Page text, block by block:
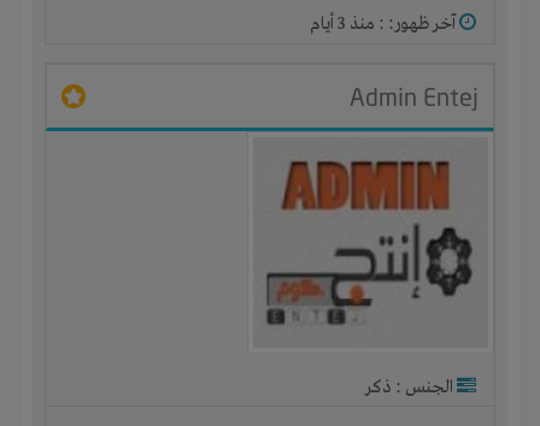
آخر ظهور: : منذ 3 أيام
Admin Entej
الجنس : ذكر